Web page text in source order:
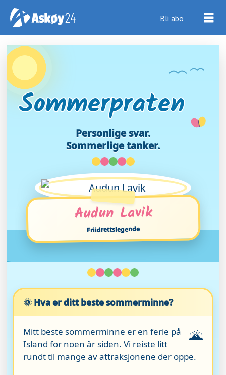
Bli abo
Sommerpraten
Personlige svar.
Sommerlige tanker.
Audun Lavik
Friidrettslegende
🌞 Hva er ditt beste sommerminne?
🌋
Mitt beste sommerminne er en ferie på
Island for noen år siden. Vi reiste litt
rundt til mange av attraksjonene der oppe.